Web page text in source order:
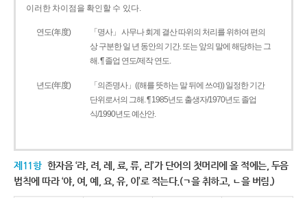
이러한 차이점을 확인할 수 있다.
연도(年度)
「명사」 사무나 회계 결산 따위의 처리를 위하여 편의
상 구분한 일 년 동안의 기간. 또는 앞의 말에 해당하는 그
해. ¶ 졸업 연도/제작 연도.
년도(年度)
「의존명사」((해를 뜻하는 말 뒤에 쓰여)) 일정한 기간
단위로서의 그해. ¶ 1985년도 출생자/1970년도 졸업
식/1990년도 예산안.
제11항 한자음 ‘랴, 려, 례, 료, 류, 리’가 단어의 첫머리에 올 적에는, 두음
법칙에 따라 ‘야, 여, 예, 요, 유, 이’로 적는다.(ㄱ을 취하고, ㄴ을 버림.)